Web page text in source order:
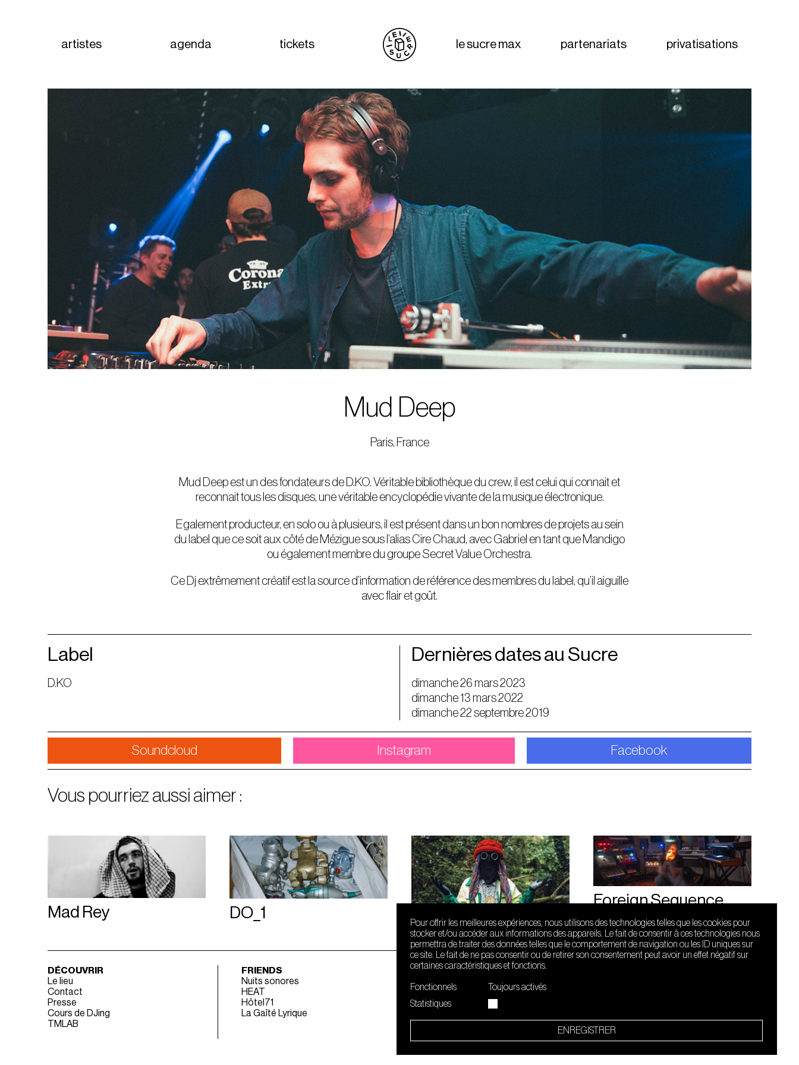
artistes agenda tickets le sucre max partenariats privatisations
Mud Deep
Paris, France
Mud Deep est un des fondateurs de D.KO. Véritable bibliothèque du crew, il est celui qui connait et
reconnait tous les disques, une véritable encyclopédie vivante de la musique électronique.
Egalement producteur, en solo ou à plusieurs, il est présent dans un bon nombres de projets au sein
du label que ce soit aux côté de Mézigue sous l’alias Cire Chaud, avec Gabriel en tant que Mandigo
ou également membre du groupe Secret Value Orchestra.
Ce Dj extrêmement créatif est la source d’information de référence des membres du label, qu’il aiguille
avec flair et goût.
Label
D.KO
Dernières dates au Sucre
dimanche 26 mars 2023
dimanche 13 mars 2022
dimanche 22 septembre 2019
Soundcloud Instagram Facebook
Vous pourriez aussi aimer :
Mad Rey DO_1 Mézigue
Foreign Sequence
DÉCOUVRIR
Le lieu
Contact
Presse
Cours de DJing
TMLAB
FRIENDS
Nuits sonores
HEAT
Hôtel71
La Gaîté Lyrique
Quartier culturel et créatif
Conditions générales d'utilisation
Pour offrir les meilleures expériences, nous utilisons des technologies telles que les cookies pour
stocker et/ou accéder aux informations des appareils. Le fait de consentir à ces technologies nous
permettra de traiter des données telles que le comportement de navigation ou les ID uniques sur
ce site. Le fait de ne pas consentir ou de retirer son consentement peut avoir un effet négatif sur
certaines caractéristiques et fonctions.
Fonctionnels
Toujours activés
Statistiques
ENREGISTRER